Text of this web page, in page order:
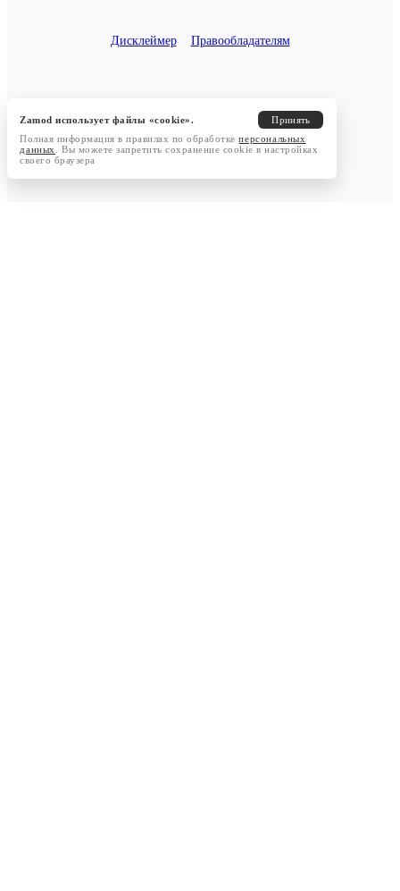
Дисклеймер Правообладателям
Zamod использует файлы «cookie».
Принять
Полная информация в правилах по обработкеперсональных
данных
. Вы можете запретить сохранение cookie в настройках
своего браузера